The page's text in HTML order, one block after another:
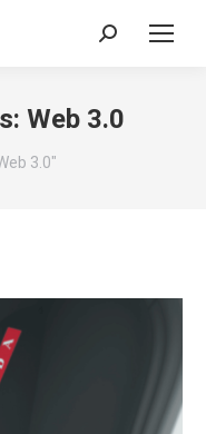
Search:
Web 3.0
3.0"